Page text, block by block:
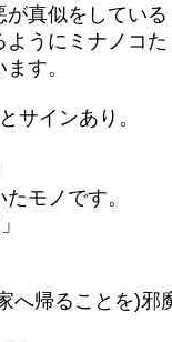
真似をしている
うにミナノコた
す。
サインあり。
モノです。
へ帰ることを)邪